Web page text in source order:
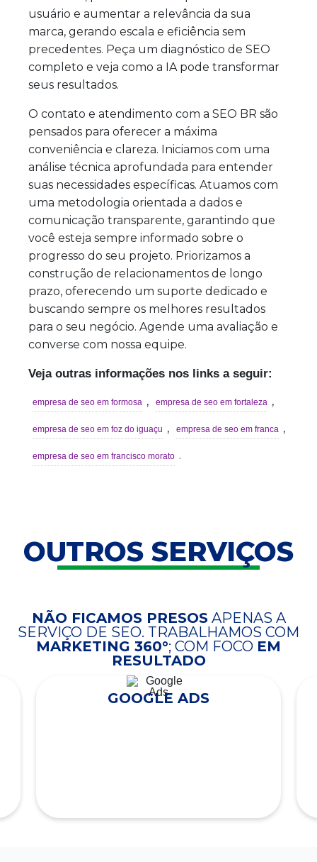
usuário e aumentar a relevância da sua
marca, gerando escala e eficiência sem
precedentes. Peça um diagnóstico de SEO
completo e veja como a IA pode transformar
seus resultados.
O contato e atendimento com a SEO BR são
pensados para oferecer a máxima
conveniência e clareza. Iniciamos com uma
análise técnica aprofundada para entender
suas necessidades específicas. Atuamos com
uma metodologia orientada a dados e
comunicação transparente, garantindo que
você esteja sempre informado sobre o
progresso do seu projeto. Priorizamos a
construção de relacionamentos de longo
prazo, oferecendo um suporte dedicado e
buscando sempre os melhores resultados
para o seu negócio. Agende uma avaliação e
converse com nossa equipe.
Veja outras informações nos links a seguir:
empresa de seo em formosa , empresa de seo em fortaleza ,
empresa de seo em foz do iguaçu , empresa de seo em franca ,
empresa de seo em francisco morato .
OUTROS SERVIÇOS
NÃO FICAMOS PRESOSAPENAS A
SERVIÇO DE SEO. TRABALHAMOS COM
MARKETING 360°; COM FOCO EM
RESULTADO
GOOGLE ADS